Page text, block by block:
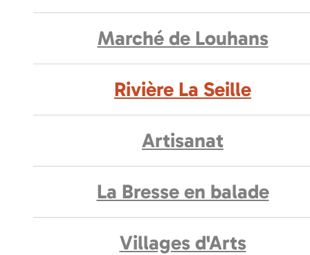
Marché de Louhans
Rivière La Seille
Artisanat
La Bresse en balade
Villages d'Arts